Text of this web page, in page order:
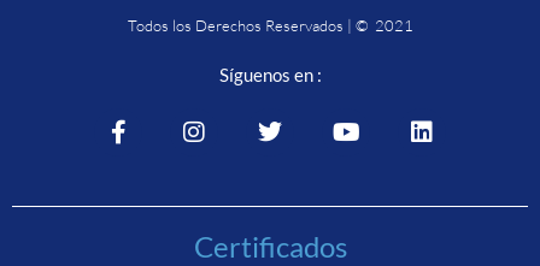
Todos los Derechos Reservados | © 2021
Síguenos en :
Certificados